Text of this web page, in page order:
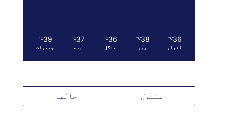
36
℃
اتوار
38
℃
پیر
36
℃
منگل
37
℃
بدھ
39
℃
جمعرات
مقبول حالیہ